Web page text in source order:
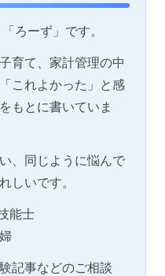
ろーず」です。
育て、家計管理の中
これよかった」と感
もとに書いていま
、同じように悩んで
しいです。
能士
記事などのご相談